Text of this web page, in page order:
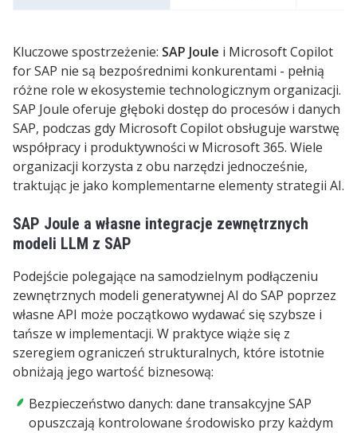
Kluczowe spostrzeżenie: SAP Joule i Microsoft Copilot
for SAP nie są bezpośrednimi konkurentami - pełnią
różne role w ekosystemie technologicznym organizacji.
SAP Joule oferuje głęboki dostęp do procesów i danych
SAP, podczas gdy Microsoft Copilot obsługuje warstwę
współpracy i produktywności w Microsoft 365. Wiele
organizacji korzysta z obu narzędzi jednocześnie,
traktując je jako komplementarne elementy strategii AI.
SAP Joule a własne integracje zewnętrznych
modeli LLM z SAP
Podejście polegające na samodzielnym podłączeniu
zewnętrznych modeli generatywnej AI do SAP poprzez
własne API może początkowo wydawać się szybsze i
tańsze w implementacji. W praktyce wiąże się z
szeregiem ograniczeń strukturalnych, które istotnie
obniżają jego wartość biznesową:
Bezpieczeństwo danych: dane transakcyjne SAP
opuszczają kontrolowane środowisko przy każdym